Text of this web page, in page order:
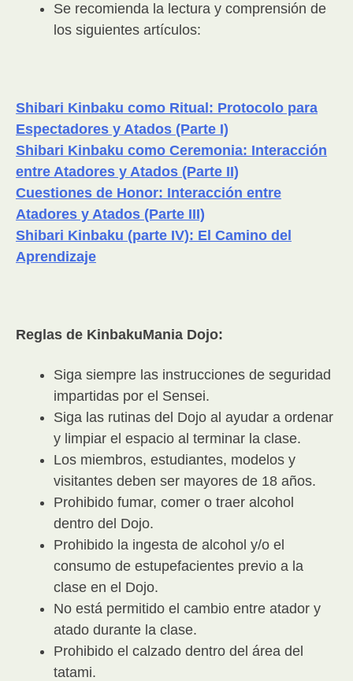
Se recomienda la lectura y comprensión de
los siguientes artículos:
Shibari Kinbaku como Ritual: Protocolo para
Espectadores y Atados (Parte I)
Shibari Kinbaku como Ceremonia: Interacción
entre Atadores y Atados (Parte II)
Cuestiones de Honor: Interacción entre
Atadores y Atados (Parte III)
Shibari Kinbaku (parte IV): El Camino del
Aprendizaje
Reglas de KinbakuMania Dojo:
Siga siempre las instrucciones de seguridad
impartidas por el Sensei.
Siga las rutinas del Dojo al ayudar a ordenar
y limpiar el espacio al terminar la clase.
Los miembros, estudiantes, modelos y
visitantes deben ser mayores de 18 años.
Prohibido fumar, comer o traer alcohol
dentro del Dojo.
Prohibido la ingesta de alcohol y/o el
consumo de estupefacientes previo a la
clase en el Dojo.
No está permitido el cambio entre atador y
atado durante la clase.
Prohibido el calzado dentro del área del
tatami.